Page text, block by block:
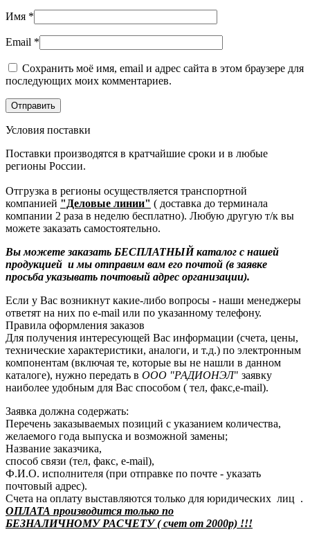
Имя *
Email *
Сохранить моё имя, email и адрес сайта в этом браузере для
последующих моих комментариев.
Условия поставки
Поставки производятся в кратчайшие сроки и в любые
регионы России.
Отгрузка в регионы осуществляется транспортной
компанией "Деловые линии" ( доставка до терминала
компании 2 раза в неделю бесплатно). Любую другую т/к вы
можете заказать самостоятельно.
Вы можете заказать БЕСПЛАТНЫЙ каталог с нашей
продукцией и мы отправим вам его почтой (в заявке
просьба указывать почтовый адрес организации).
Если у Вас возникнут какие-либо вопросы - наши менеджеры
ответят на них по e-mail или по указанному телефону.
Правила оформления заказов
Для получения интересующей Вас информации (счета, цены,
технические характеристики, аналоги, и т.д.) по электронным
компонентам (включая те, которые вы не нашли в данном
каталоге), нужно передать в ООО "РАДИОНЭЛ" заявку
наиболее удобным для Вас способом ( тел, факс,e-mail).
Заявка должна содержать:
Перечень заказываемых позиций с указанием количества,
желаемого года выпуска и возможной замены;
Название заказчика,
способ связи (тел, факс, e-mail),
Ф.И.О. исполнителя (при отправке по почте - указать
почтовый адрес).
Счета на оплату выставляются только для юридических лиц .
ОПЛАТА производится только по
БЕЗНАЛИЧНОМУ РАСЧЕТУ ( счет от 2000р) !!!